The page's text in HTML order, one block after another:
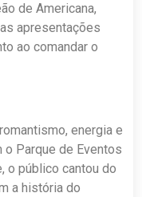
de Americana,
apresentações
ao comandar o
energia e
Parque de Eventos
o público cantou do
a história do